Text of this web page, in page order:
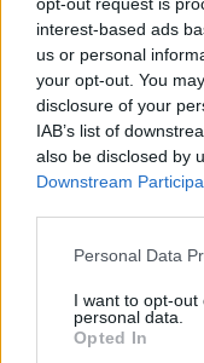
opt-out request is
interest-based ads
us or personal
your opt-out. You
disclosure of your
IAB’s list of
also be disclosed by
Downstream
Please note that this
not limited to your
grant or deny
use your data for
Personal Data
I want to opt-
personal data.
Opted In